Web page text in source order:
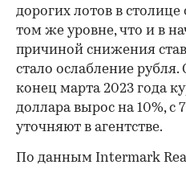
дорогих лотов в
том же уровне, что и в
причиной снижения
стало ослабление рубля.
конец марта 2023 года
доллара вырос на 10%, с
уточняют в агентстве.
По данным Intermark